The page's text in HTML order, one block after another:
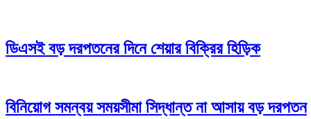
ডিএসই বড় দরপতনের দিনে শেয়ার বিক্রির হিড়িক
বিনিয়োগ সমন্বয় সময়সীমা সিদ্ধান্ত না আসায় বড় দরপতন